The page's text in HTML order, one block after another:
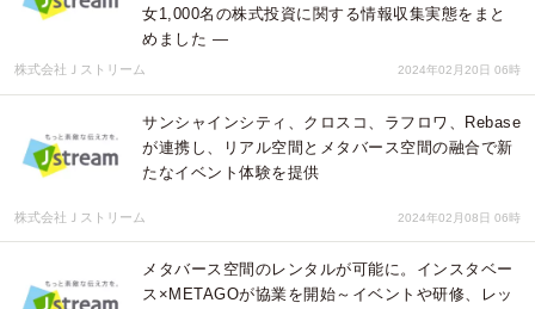
女1,000名の株式投資に関する情報収集実態をまと
めました ―
株式会社Ｊストリーム 2024年02月20日 06時
サンシャインシティ、クロスコ、ラフロワ、Rebase
が連携し、リアル空間とメタバース空間の融合で新
たなイベント体験を提供
株式会社Ｊストリーム 2024年02月08日 06時
メタバース空間のレンタルが可能に。インスタベー
ス×METAGOが協業を開始～イベントや研修、レッ